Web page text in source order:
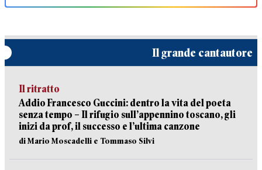
Il grande cantautore
Il ritratto
Addio Francesco Guccini: dentro la vita del poeta
senza tempo – Il rifugio sull’appennino toscano, gli
inizi da prof, il successo e l’ultima canzone
di Mario Moscadelli e Tommaso Silvi